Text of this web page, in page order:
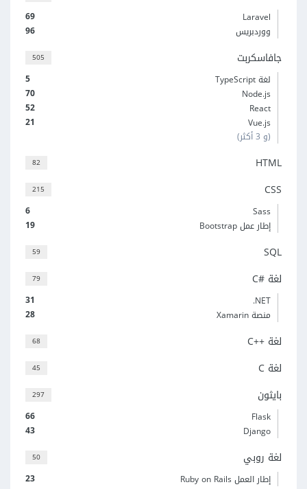
69
Laravel
96
ووردبريس
505 جافاسكربت
5
لغة TypeScript
70
Node.js
52
React
21
Vue.js
(و 3 أكثر)
82 HTML
215 CSS
6
Sass
19
إطار عمل Bootstrap
59 SQL
79 لغة C#‎
31
‎.NET
28
منصة Xamarin
68 لغة C++‎
45 لغة C
297 بايثون
66
Flask
43
Django
50 لغة روبي
23 إطار العمل Ruby on Rails